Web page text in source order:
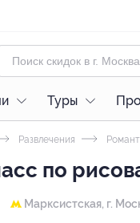
Туры
Развлечения
по
Марксистская, г.